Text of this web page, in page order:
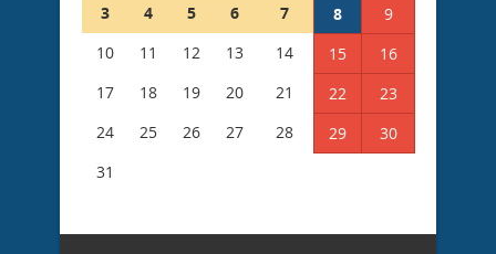
3
4 5 6 7 8
9
10
11 12 13 14 15
16
17
18 19 20 21 22
23
24
25 26 27 28 29
30
31